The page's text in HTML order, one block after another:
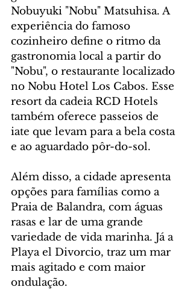
Nobuyuki "Nobu" Matsuhisa. A
experiência do famoso
cozinheiro define o ritmo da
gastronomia local a partir do
"Nobu", o restaurante localizado
no Nobu Hotel Los Cabos. Esse
resort da cadeia RCD Hotels
também oferece passeios de
iate que levam para a bela costa
e ao aguardado pôr-do-sol.
Além disso, a cidade apresenta
opções para famílias como a
Praia de Balandra, com águas
rasas e lar de uma grande
variedade de vida marinha. Já a
Playa el Divorcio, traz um mar
mais agitado e com maior
ondulação.